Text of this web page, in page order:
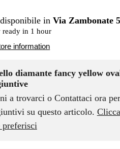
inVia Zambonate
ready in 1 hour
information
diamante fancy yellow
a trovarci o Contattaci ora
su questo articolo.
preferisci